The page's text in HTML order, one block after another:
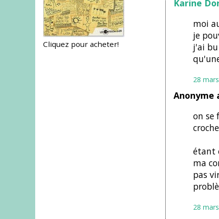
Cliquez pour acheter!
Karine
moi
je
j'ai
28
Anonyme
on se
étant
ma
pas
28